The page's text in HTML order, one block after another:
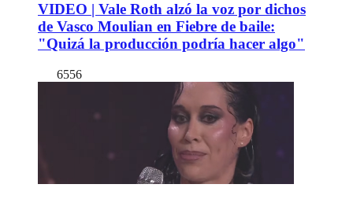
VIDEO | Vale Roth alzó la voz por dichos
de Vasco Moulian en Fiebre de baile:
"Quizá la producción podría hacer algo"
6556